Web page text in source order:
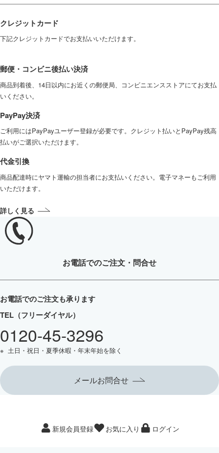
クレジットカード
下記クレジットカードでお支払いいただけます。
郵便・コンビニ後払い決済
商品到着後、14日以内にお近くの郵便局、コンビニエンスストアにてお支払
いください。
PayPay決済
ご利用にはPayPayユーザー登録が必要です。クレジット払いとPayPay残高
払いがご選択いただけます。
代金引換
商品配達時にヤマト運輸の担当者にお支払いください。電子マネーもご利用
いただけます。
詳しく見る
お電話でのご注文・問合せ
お電話でのご注文も承ります
TEL（フリーダイヤル）
0120-45-3296
土日・祝日・夏季休暇・年末年始を除く
メールお問合せ
新規会員登録 お気に入り ログイン